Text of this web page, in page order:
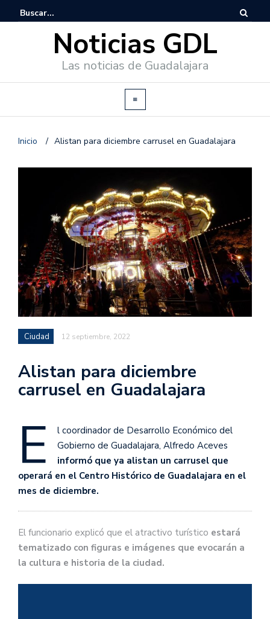
Noticias GDL
Las noticias de Guadalajara
Inicio / Alistan para diciembre carrusel en Guadalajara
Ciudad 12 septiembre, 2022
Alistan para diciembre
carrusel en Guadalajara
E
l coordinador de Desarrollo Económico del
Gobierno de Guadalajara, Alfredo Aceves
informó que ya alistan un carrusel que
operará en el Centro Histórico de Guadalajara en el
mes de diciembre.
El funcionario explicó que el atractivo turístico estará
tematizado con figuras e imágenes que evocarán a
la cultura e historia de la ciudad.